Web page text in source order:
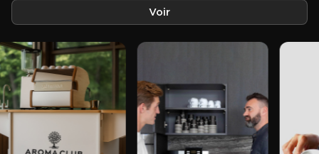
Voir